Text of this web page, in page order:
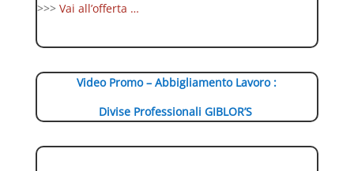
>>> Vai all’offerta …
Video Promo – Abbigliamento Lavoro :
Divise Professionali GIBLOR’S